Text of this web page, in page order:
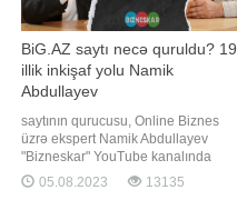
BiG.AZ saytı necə quruldu? 19
illik inkişaf yolu Namik
Abdullayev
saytının qurucusu, Online Biznes
üzrə ekspert Namik Abdullayev
"Bizneskar" YouTube kanalında
qonaq olub. Müsahibəni Namik
Abdullayevdən Fuad Muxtarov
05.08.2023 13135